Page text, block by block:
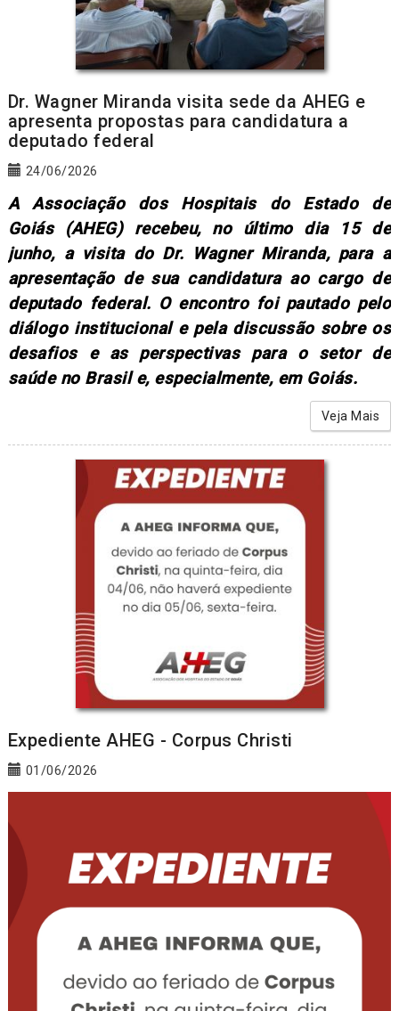
Dr. Wagner Miranda visita sede da AHEG e
apresenta propostas para candidatura a
deputado federal
24/06/2026
A Associação dos Hospitais do Estado de
Goiás (AHEG) recebeu, no último dia 15 de
junho, a visita do Dr. Wagner Miranda, para a
apresentação de sua candidatura ao cargo de
deputado federal. O encontro foi pautado pelo
diálogo institucional e pela discussão sobre os
desafios e as perspectivas para o setor de
saúde no Brasil e, especialmente, em Goiás.
Veja Mais
Expediente AHEG - Corpus Christi
01/06/2026